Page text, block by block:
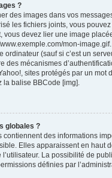
?
des images dans vos
les fichiers joints, vous
vous devez lier une image
mon-
ordinateur (sauf si c’est un
des mécanismes
sites protégés par un mot
la balise BBCode [img].
globales ?
contiennent des informations
Elles apparaissent en haut
La possibilité de
définies par